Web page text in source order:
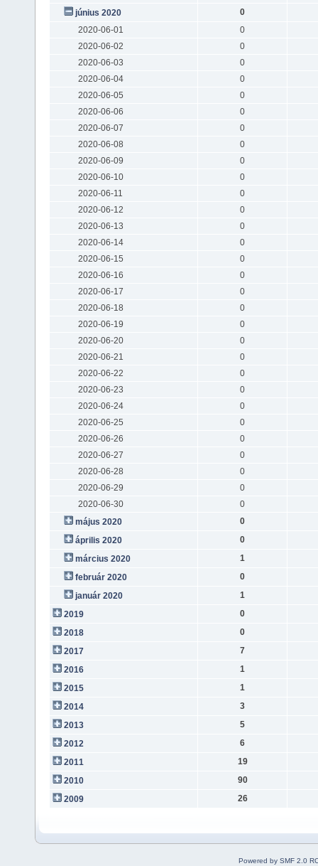
június 2020
0
2020-06-01
0
2020-06-02
0
2020-06-03
0
2020-06-04
0
2020-06-05
0
2020-06-06
0
2020-06-07
0
2020-06-08
0
2020-06-09
0
2020-06-10
0
2020-06-11
0
2020-06-12
0
2020-06-13
0
2020-06-14
0
2020-06-15
0
2020-06-16
0
2020-06-17
0
2020-06-18
0
2020-06-19
0
2020-06-20
0
2020-06-21
0
2020-06-22
0
2020-06-23
0
2020-06-24
0
2020-06-25
0
2020-06-26
0
2020-06-27
0
2020-06-28
0
2020-06-29
0
2020-06-30
0
május 2020
0
április 2020
0
március 2020
1
február 2020
0
január 2020
1
2019
0
2018
0
2017
7
2016
1
2015
1
2014
3
2013
5
2012
6
2011
19
2010
90
2009
26
Powered by SMF 2.0